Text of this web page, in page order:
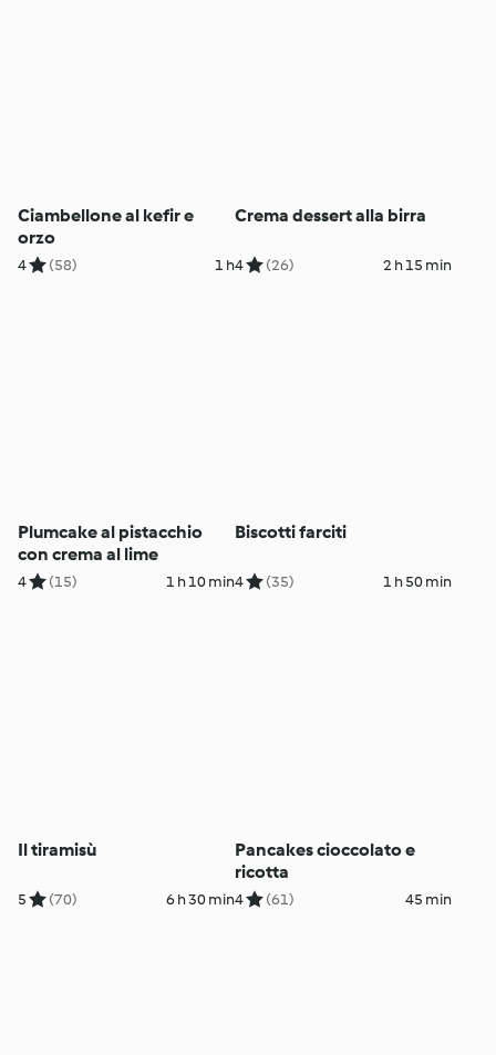
Ciambellone al kefir e
orzo
4 (58) 1 h
Crema dessert alla birra
4 (26) 2 h 15 min
Plumcake al pistacchio
con crema al lime
4 (15) 1 h 10 min
Biscotti farciti
4 (35) 1 h 50 min
Il tiramisù
5 (70) 6 h 30 min
Pancakes cioccolato e
ricotta
4 (61) 45 min